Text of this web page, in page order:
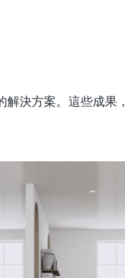
解決方案。這些成果